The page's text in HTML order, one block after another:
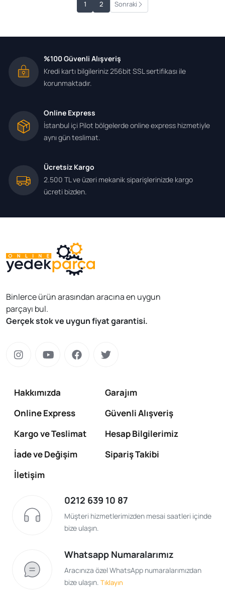
1 2 Sonraki
%100 Güvenli Alışveriş
Kredi kartı bilgileriniz 256bit SSL sertifikası ile
korunmaktadır.
Online Express
İstanbul içi Pilot bölgelerde online express hizmetiyle
aynı gün teslimat.
Ücretsiz Kargo
2.500 TL ve üzeri mekanik siparişlerinizde kargo
ücreti bizden.
Binlerce ürün arasından aracına en uygun
parçayı bul.
Gerçek stok ve uygun fiyat garantisi.
Hakkımızda
Garajım
Online Express
Güvenli Alışveriş
Kargo ve Teslimat
Hesap Bilgilerimiz
İade ve Değişim
Sipariş Takibi
İletişim
0212 639 10 87
Müşteri hizmetlerimizden mesai saatleri içinde
bize ulaşın.
Whatsapp Numaralarımız
Aracınıza özel WhatsApp numaralarımızdan
bize ulaşın. Tıklayın